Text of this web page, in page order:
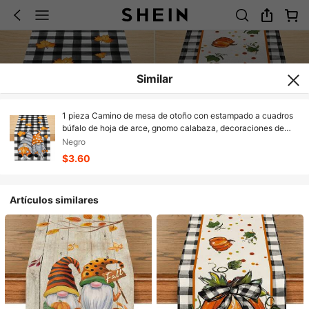
Similar
1 pieza Camino de mesa de otoño con estampado a cuadros
búfalo de hoja de arce, gnomo calabaza, decoraciones de
otoño para mesa de cocina para fiestas en casa al aire libre
Negro
$3.60
Artículos similares